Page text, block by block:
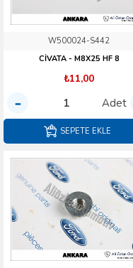
W500024-S442
CİVATA - M8X25 HF 8
₺11,00
Adet
SEPETE EKLE